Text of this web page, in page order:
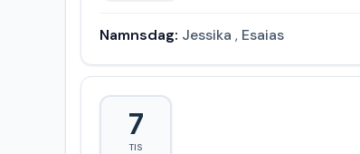
Namnsdag: Jessika , Esaias
7
TIS